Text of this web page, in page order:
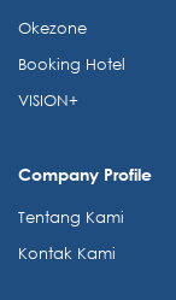
Okezone
Booking Hotel
VISION+
Company Profile
Tentang Kami
Kontak Kami